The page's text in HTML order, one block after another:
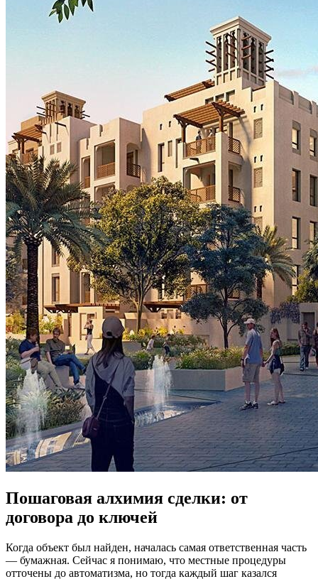
Пошаговая алхимия сделки: от
договора до ключей
Когда объект был найден, началась самая ответственная часть
— бумажная. Сейчас я понимаю, что местные процедуры
отточены до автоматизма, но тогда каждый шаг казался